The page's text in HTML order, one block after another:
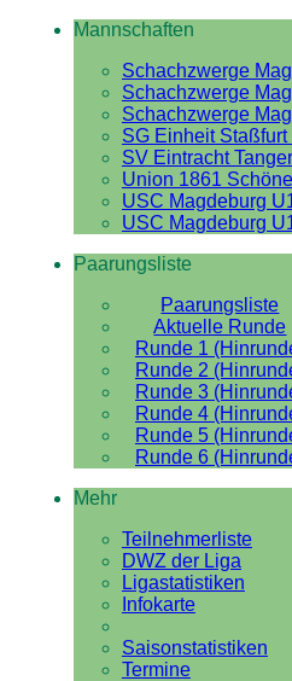
Mannschaften
Schachzwerge
Schachzwerge
Schachzwerge
SG Einheit Staßfurt
SV Eintracht
Union 1861
USC Magdeburg
USC Magdeburg
Paarungsliste
Paarungsliste
Aktuelle Runde
Runde 1
Runde 2
Runde 3
Runde 4
Runde 5
Runde 6
Mehr
Teilnehmerliste
DWZ der Liga
Ligastatistiken
Infokarte
Saisonstatistiken
Termine